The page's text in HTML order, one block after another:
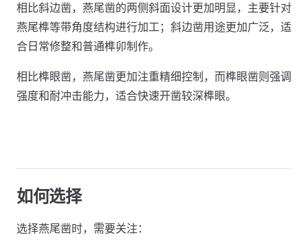
相比斜边凿，燕尾凿的两侧斜面设计更加明显，主要针对
燕尾榫等带角度结构进行加工；斜边凿用途更加广泛，适
合日常修整和普通榫卯制作。
相比榫眼凿，燕尾凿更加注重精细控制，而榫眼凿则强调
强度和耐冲击能力，适合快速开凿较深榫眼。
如何选择
选择燕尾凿时，需要关注：